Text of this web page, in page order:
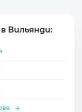
Вильянди:
→